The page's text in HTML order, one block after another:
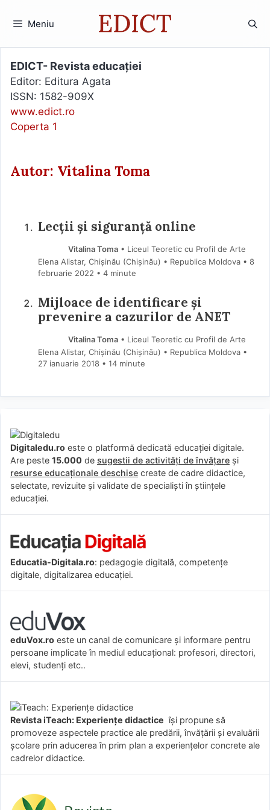
Meniu
EDICT- Revista educației
Editor: Editura Agata
ISSN: 1582-909X
www.edict.ro
Coperta 1
Autor: Vitalina Toma
Lecții și siguranță online
Vitalina Toma• Liceul Teoretic cu Profil de Arte
Elena Alistar, Chișinău (Chișinău) • Republica Moldova
8
februarie 2022 • 4 minute
Mijloace de identificare şi
prevenire a cazurilor de ANET
Vitalina Toma• Liceul Teoretic cu Profil de Arte
Elena Alistar, Chișinău (Chişinău) • Republica Moldova
27 ianuarie 2018 • 14 minute
Digitaledu.ro este o platformă dedicată educației digitale.
Are peste 15.000 de sugestii de activități de învățare și
resurse educaționale deschise create de cadre didactice,
selectate, revizuite și validate de specialiști în științele
educației.
Educatia-Digitala.ro: pedagogie digitală, competențe
digitale, digitalizarea educației.
eduVox.ro este un canal de comunicare și informare pentru
persoane implicate în mediul educațional: profesori, directori,
elevi, studenți etc..
Revista iTeach: Experienţe didactice îşi propune să
promoveze aspectele practice ale predării, învăţării şi evaluării
şcolare prin aducerea în prim plan a experienţelor concrete ale
cadrelor didactice.